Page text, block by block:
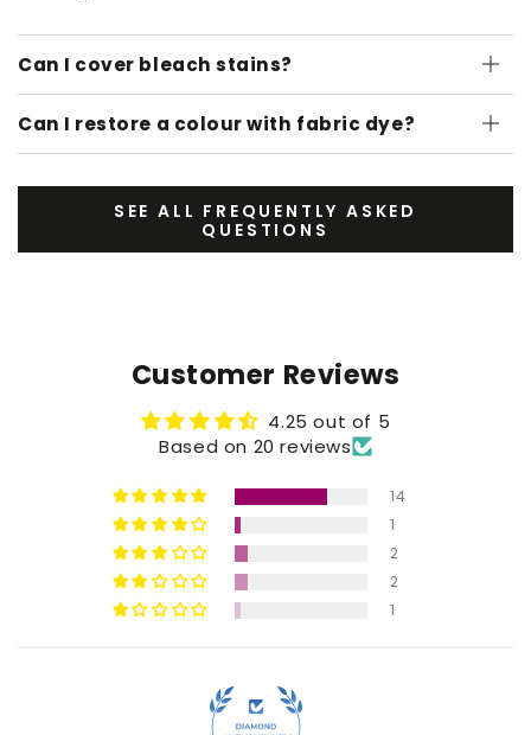
Can I cover bleach stains?
Can I restore a colour with fabric dye?
SEE ALL FREQUENTLY ASKED
QUESTIONS
Customer Reviews
4.25 out of 5
Based on 20 reviews
14
1
2
2
1